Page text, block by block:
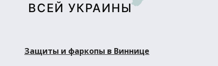
ВСЕЙ УКРАИНЫ
Защиты и фаркопы в Виннице